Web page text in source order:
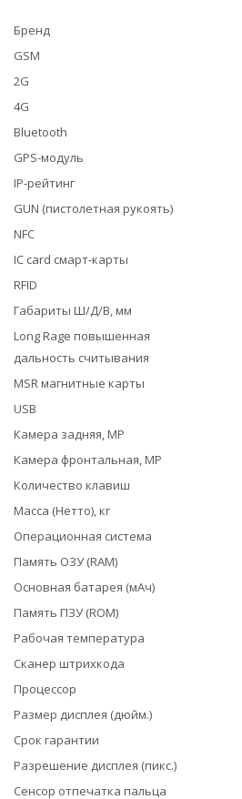
Бренд
GSM
2G
4G
Bluetooth
GPS-модуль
IP-рейтинг
GUN (пистолетная рукоять)
NFC
IC card смарт-карты
RFID
Габариты Ш/Д/В, мм
Long Rage повышенная
дальность считывания
MSR магнитные карты
USB
Камера задняя, MP
Камера фронтальная, MP
Количество клавиш
Масса (Нетто), кг
Операционная система
Память ОЗУ (RAM)
Основная батарея (мАч)
Память ПЗУ (ROM)
Рабочая температура
Сканер штрихкода
Процессор
Размер дисплея (дюйм.)
Срок гарантии
Разрешение дисплея (пикс.)
Сенсор отпечатка пальца